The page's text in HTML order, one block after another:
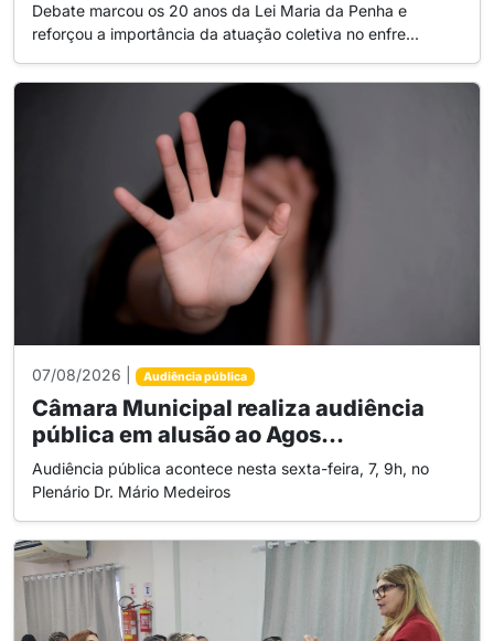
Debate marcou os 20 anos da Lei Maria da Penha e
reforçou a importância da atuação coletiva no enfre...
07/08/2026 | Audiência pública
Câmara Municipal realiza audiência
pública em alusão ao Agos...
Audiência pública acontece nesta sexta-feira, 7, 9h, no
Plenário Dr. Mário Medeiros